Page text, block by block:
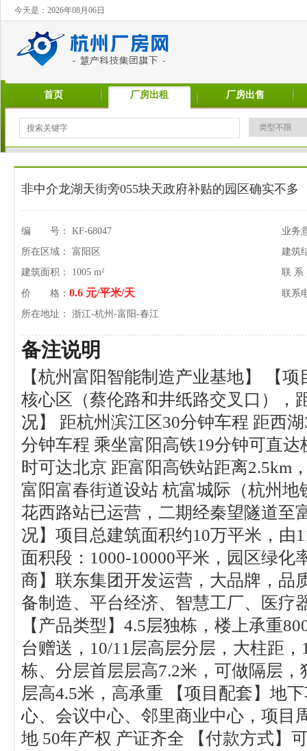
今天是：2026年08月06日
首页 厂房出租 厂房出售
非中介龙湖天街旁055块天政府补贴的园区确实不多
编 号： KF-68047
业务
所在区域： 富阳区
建筑
建筑面积： 1005 m²
联 系
价 格： 0.6 元/平米/天
联系
所在地址： 浙江-杭州-富阳-春江
备注说明
【杭州富阳智能制造产业基地】 【
核心区（蔡伦路和井纸路交叉口），
况】 距杭州滨江区30分钟车程 距西
分钟车程 乘坐富阳高铁19分钟可直
时可达北京 距富阳高铁站距离2.5km
富阳富春街道设站 杭富城际（杭州
花西路站已运营，二期经秦望隧道至
况】项目总建筑面积约10万平米，由
面积段：1000-10000平米，园区绿
商】联东集团开发运营，大品牌，品
备制造、平台经济、智慧工厂、医疗
【产品类型】4.5层独栋，楼上承重
台赠送，10/11层高层分层，大柱距
栋、分层首层层高7.2米，可做隔层
层高4.5米，高承重 【项目配套】地
心、会议中心、邻里商业中心，项目
地 50年产权 产证齐全 【付款方式】